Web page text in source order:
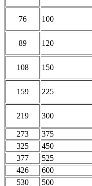
76 100
89 120
108 150
159 225
219 300
273
375
325
450
377
525
426
600
530
500